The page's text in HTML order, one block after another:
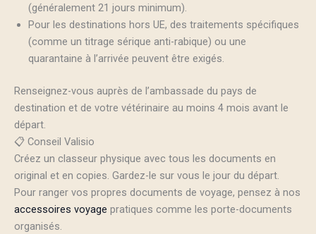
(généralement 21 jours minimum).
Pour les destinations hors UE, des traitements spécifiques
(comme un titrage sérique anti-rabique) ou une
quarantaine à l’arrivée peuvent être exigés.
Renseignez-vous auprès de l’ambassade du pays de
destination et de votre vétérinaire au moins 4 mois avant le
départ.
📋 Conseil Valisio
Créez un classeur physique avec tous les documents en
original et en copies. Gardez-le sur vous le jour du départ.
Pour ranger vos propres documents de voyage, pensez à nos
accessoires voyage pratiques comme les porte-documents
organisés.